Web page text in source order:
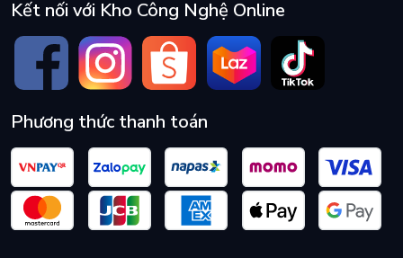
Kết nối với Kho Công Nghệ Online
Phương thức thanh toán